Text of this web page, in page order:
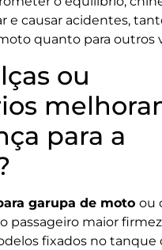
e causar acidentes,
quanto para outros
ou
para a
garupa de moto ou
passageiro maior
fixados no tanque